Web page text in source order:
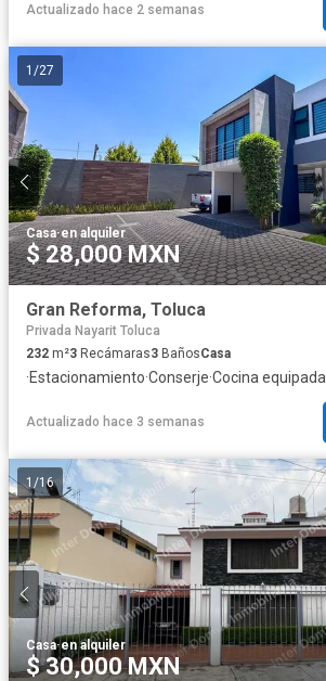
Actualizado hace 2 semanas
1 /27
Casa·en alquiler
$ 28,000 MXN
Gran Reforma, Toluca
Privada Nayarit Toluca
232 m²3 Recámaras3 BañosCasa
·Estacionamiento·Conserje·Cocina equipada
Actualizado hace 3 semanas
1 /16
Casa·en alquiler
$ 30,000 MXN